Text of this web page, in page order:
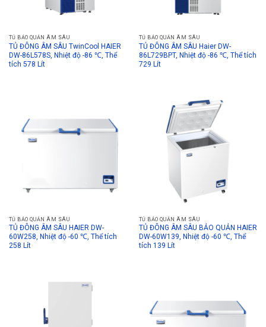
TỦ BẢO QUẢN ÂM SÂU
TỦ ĐÔNG ÂM SÂU TwinCool HAIER
DW-86L578S, Nhiệt độ -86 ℃, Thể
tích 578 Lít
TỦ BẢO QUẢN ÂM SÂU
TỦ ĐÔNG ÂM SÂU Haier DW-
86L729BPT, Nhiệt độ -86 ℃, Thể tích
729 Lít
TỦ BẢO QUẢN ÂM SÂU
TỦ ĐÔNG ÂM SÂU HAIER DW-
60W258, Nhiệt độ -60 ℃, Thể tích
258 Lít
TỦ BẢO QUẢN ÂM SÂU
TỦ ĐÔNG ÂM SÂU BẢO QUẢN HAIER
DW-60W139, Nhiệt độ -60 ℃, Thể
tích 139 Lít